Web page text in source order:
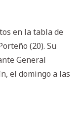
en la tabla de
(20). Su
General
el domingo a las